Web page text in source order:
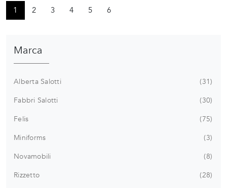
1 2 3 4 5 6
Marca
Alberta Salotti
31
Fabbri Salotti
30
Felis
75
Miniforms
3
Novamobili
8
Rizzetto
28